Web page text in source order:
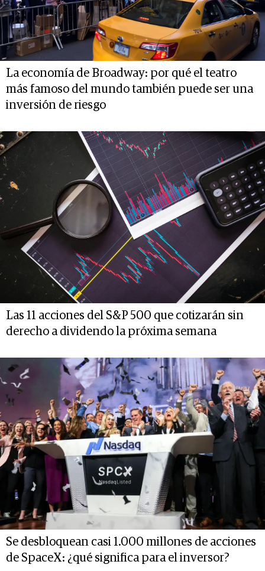
La economía de Broadway: por qué el teatro
más famoso del mundo también puede ser una
inversión de riesgo
Las 11 acciones del S&P 500 que cotizarán sin
derecho a dividendo la próxima semana
Se desbloquean casi 1.000 millones de acciones
de SpaceX: ¿qué significa para el inversor?